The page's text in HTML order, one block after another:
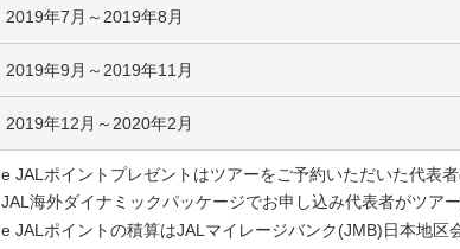
2019年7月～2019年8月
2019年9月～2019年11月
2019年12月～2020年2月
e JALポイントプレゼントはツアーをご予約いただいた代表
JAL海外ダイナミックパッケージでお申し込み代表者がツア
e JALポイントの積算はJALマイレージバンク(JMB)日本地区